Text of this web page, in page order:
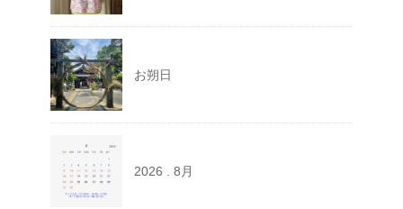
お朔日
2026 . 8月